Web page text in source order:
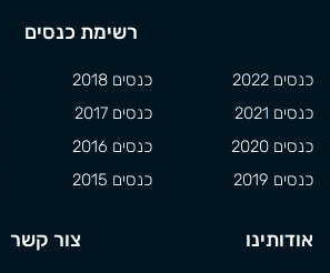
רשימת כנסים
כנסים 2022
כנסים 2021
כנסים 2020
כנסים 2019
כנסים 2018
כנסים 2017
כנסים 2016
כנסים 2015
אודותינו צור קשר